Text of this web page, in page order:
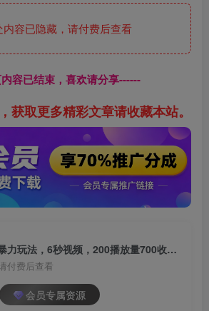
容已隐藏，请付费后查看
容已结束，喜欢请分享------
获取更多精彩文章请收藏本站。
（7541期）三国志暴力玩法，6秒视频，200播放量700收益，顶尖教学分享
付费后查看
会员专属资源